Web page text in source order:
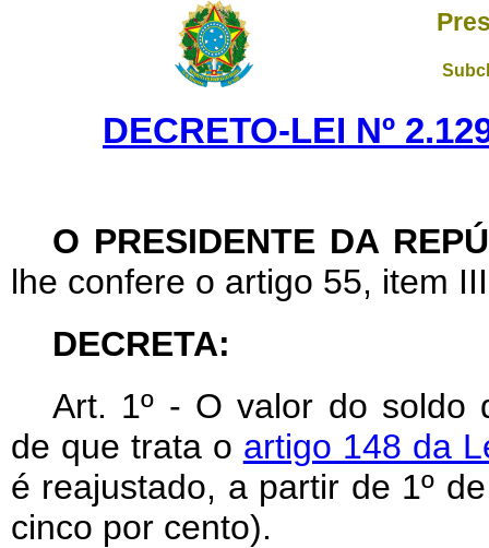
DECRETO-LEI Nº
O PRESIDENTE DA
lhe confere o artigo 55, item
DECRETA:
Art. 1º - O valor do soldo
de que trata o artigo 148 da
é reajustado, a partir de 1º
cinco por cento).